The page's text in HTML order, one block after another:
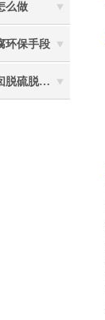
么做
环保手段
高空防腐公司指导：烟囱脱硫脱硝防腐施工要注意些什么？